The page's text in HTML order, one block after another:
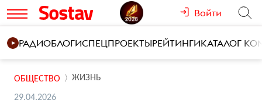
Войти
РАДИОБЛОГИСПЕЦПРОЕКТЫРЕЙТИНГИКАТАЛОГ
ОБЩЕСТВО ЖИЗНЬ
29.04.2026